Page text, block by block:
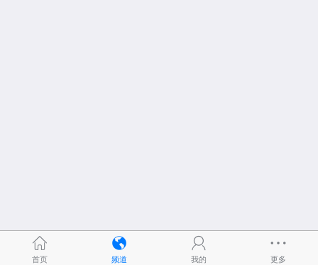
首页 频道 我的 更多